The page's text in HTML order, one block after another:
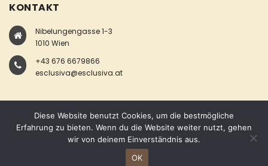
KONTAKT
Nibelungengasse 1-3
1010 Wien
+43 676 6679866
esclusiva@esclusiva.at
COPYRIGHT © ESCLUSIVA
Diese Website benutzt Cookies, um die bestmögliche
Erfahrung zu bieten. Wenn du die Website weiter nutzt, gehen
wir von deinem Einverständnis aus.
OK